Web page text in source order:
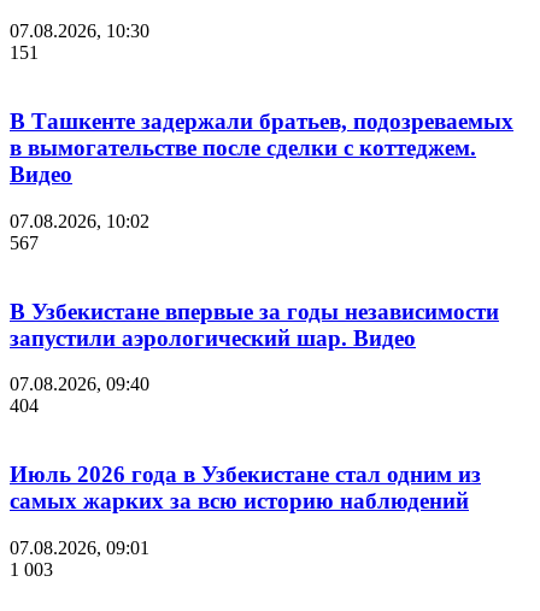
07.08.2026, 10:30
151
В Ташкенте задержали братьев, подозреваемых
в вымогательстве после сделки с коттеджем.
Видео
07.08.2026, 10:02
567
В Узбекистане впервые за годы независимости
запустили аэрологический шар. Видео
07.08.2026, 09:40
404
Июль 2026 года в Узбекистане стал одним из
самых жарких за всю историю наблюдений
07.08.2026, 09:01
1 003